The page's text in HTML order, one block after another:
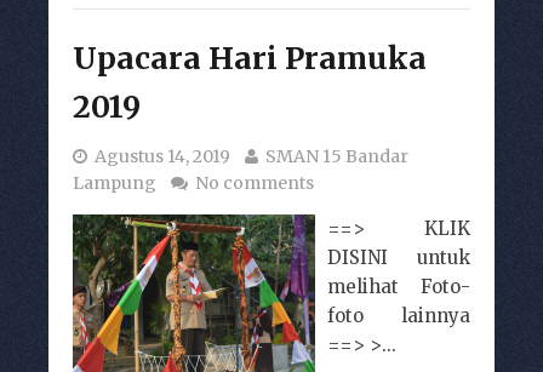
Upacara Hari Pramuka
2019
Agustus 14, 2019
SMAN 15 Bandar
Lampung
No comments
==> KLIK
DISINI untuk
melihat Foto-
foto lainnya
==> >...